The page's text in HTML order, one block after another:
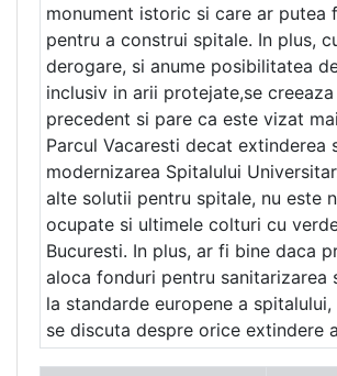
monument istoric si care ar putea
pentru a construi spitale. In plus,
derogare, si anume posibilitatea
inclusiv in arii protejate,se creeaza
precedent si pare ca este vizat
Parcul Vacaresti decat extinderea
modernizarea Spitalului
alte solutii pentru spitale, nu este
ocupate si ultimele colturi cu
Bucuresti. In plus, ar fi bine daca
aloca fonduri pentru sanitarizarea
la standarde europene a
se discuta despre orice extindere